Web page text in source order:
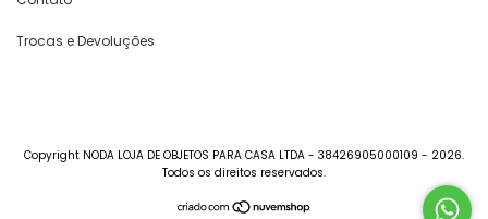
Trocas e Devoluções
Copyright NODA LOJA DE OBJETOS PARA CASA LTDA - 38426905000109 - 2026.
Todos os direitos reservados.